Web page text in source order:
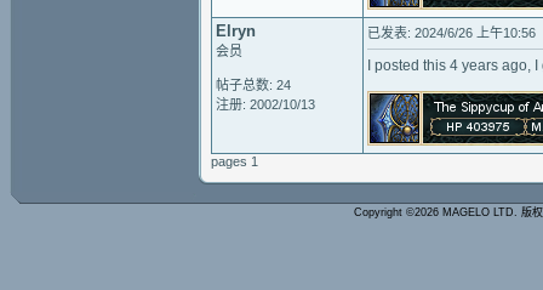
Elryn
会员
帖子总数: 24
注册: 2002/10/13
已发表: 2024/6/26 上午10:56
I posted this 4 years ago,
pages 1
Copyright ©2026 MAGELO LTD. 版